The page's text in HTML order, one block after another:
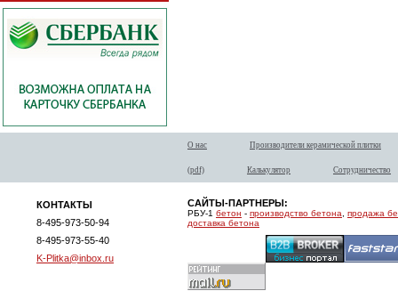
О нас Производители керамической плитки
(pdf) Калькулятор Сотрудничество
КОНТАКТЫ
8-495-973-50-94
8-495-973-55-40
K-Plitka@inbox.ru
САЙТЫ-ПАРТНЕРЫ:
РБУ-1 бетон - производство бетона
продажа
доставка бетона